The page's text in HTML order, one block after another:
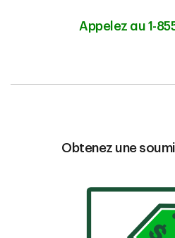
Appelez au 1-
Obtenez une